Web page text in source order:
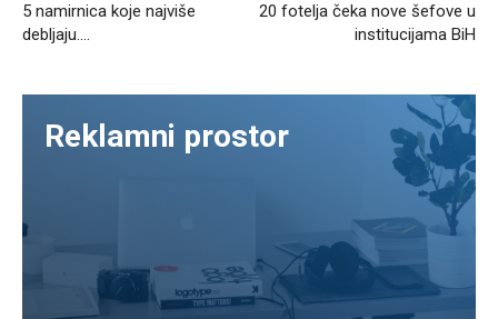
5 namirnica koje najviše
debljaju….
20 fotelja čeka nove šefove u
institucijama BiH
Reklamni prostor